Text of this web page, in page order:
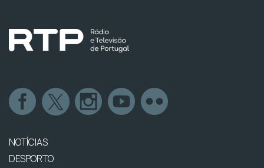
NOTÍCIAS
DESPORTO